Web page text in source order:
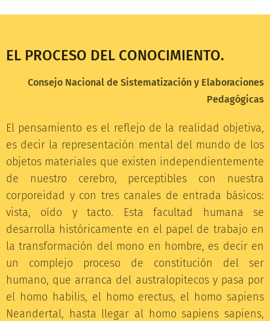
EL PROCESO DEL CONOCIMIENTO.
Consejo Nacional de Sistematización y Elaboraciones
Pedagógicas
El pensamiento es el reflejo de la realidad objetiva,
es decir la representación mental del mundo de los
objetos materiales que existen independientemente
de nuestro cerebro, perceptibles con nuestra
corporeidad y con tres canales de entrada básicos:
vista, oído y tacto. Esta facultad humana se
desarrolla históricamente en el papel de trabajo en
la transformación del mono en hombre, es decir en
un complejo proceso de constitución del ser
humano, que arranca del australopitecos y pasa por
el homo habilis, el homo erectus, el homo sapiens
Neandertal, hasta llegar al homo sapiens sapiens,